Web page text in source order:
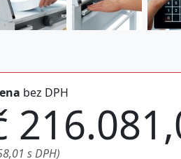
bez DPH
s DPH)